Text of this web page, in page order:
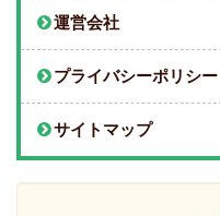
運営会社
プライバシーポリシー
サイトマップ